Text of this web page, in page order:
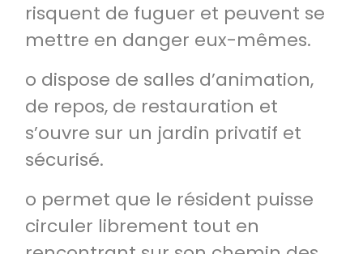
risquent de fuguer et peuvent se
mettre en danger eux-mêmes.
o dispose de salles d’animation,
de repos, de restauration et
s’ouvre sur un jardin privatif et
sécurisé.
o permet que le résident puisse
circuler librement tout en